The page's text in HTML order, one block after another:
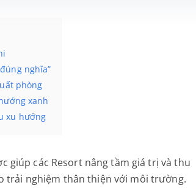
nghĩa”
phòng
xanh
xu hướng
giúp các Resort nâng tầm giá trị và thu
trải nghiệm thân thiện với môi trường.